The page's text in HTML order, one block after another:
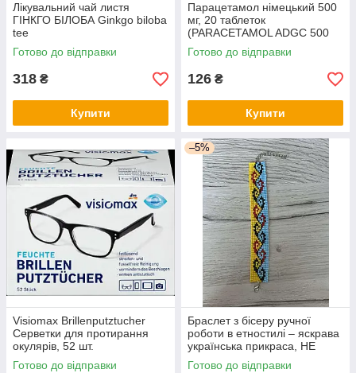
Лікувальний чай листя
ГІНКГО БІЛОБА Ginkgo biloba
tee
Готово до відправки
318 ₴
Купити
Парацетамол німецький 500
мг, 20 таблеток
(PARACETAMOL ADGC 500
mg Tabletten, 20 St.)
Готово до відправки
126 ₴
Купити
Visiomax Brillenputztucher
Серветки для протирання
окулярів, 52 шт.
Готово до відправки
–5%
Браслет з бісеру ручної
роботи в етностилі – яскрава
українська прикраса, НЕ
СТАНОК
Готово до відправки